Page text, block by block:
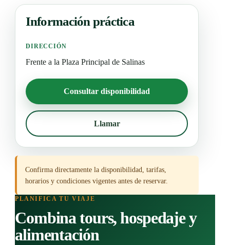
Información práctica
DIRECCIÓN
Frente a la Plaza Principal de Salinas
Consultar disponibilidad
Llamar
Confirma directamente la disponibilidad, tarifas,
horarios y condiciones vigentes antes de reservar.
PLANIFICA TU VIAJE
Combina tours, hospedaje y
alimentación